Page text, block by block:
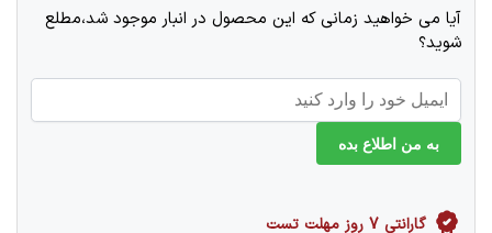
آیا می خواهید زمانی که این محصول در انبار موجود شد،مطلع
شوید؟
به من اطلاع بده
گارانتی 7 روز مهلت تست